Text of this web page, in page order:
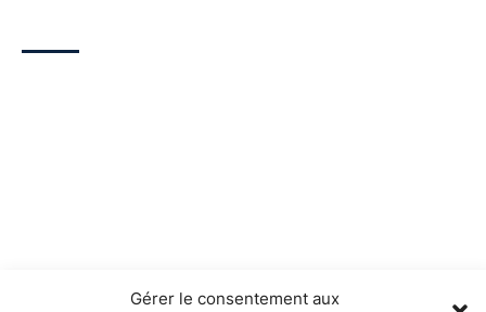
Gérer le consentement aux